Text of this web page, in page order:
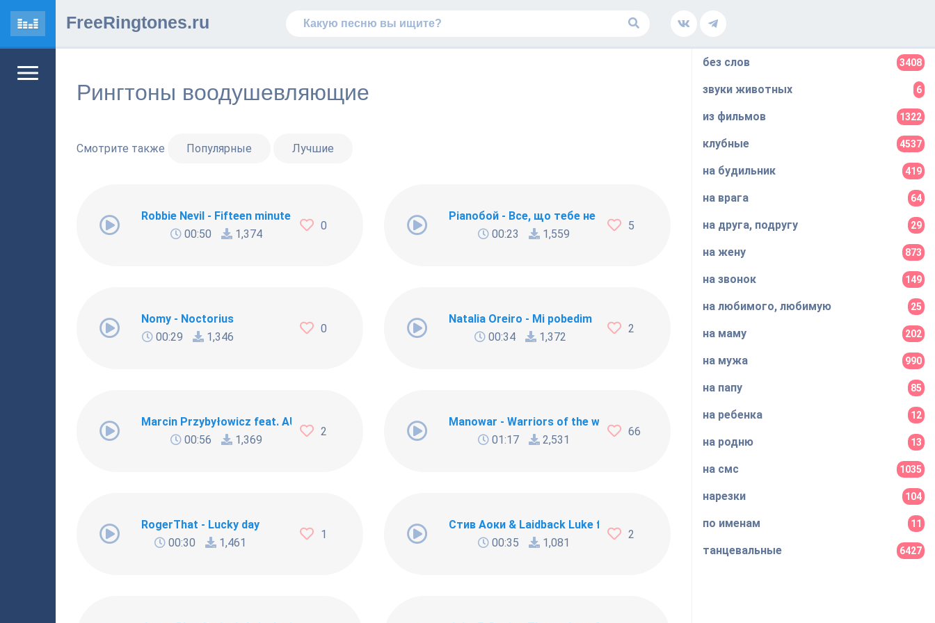
FreeRingtones.ru
Рингтоны воодушевляющие
Смотрите также Популярные Лучшие
Robbie Nevil - Fifteen minutes
00:50
1,374
0
Pianoбой - Все, що тебе не вбиває
00:23
1,559
5
Nomy - Noctorius
00:29
1,346
0
Natalia Oreiro - Mi pobedim
00:34
1,372
2
Marcin Przybyłowicz feat. AUKSO Chamber Orchestra - Geralt of Rivia
00:56
1,369
2
Manowar - Warriors of the world (версия 2)
01:17
2,531
66
RogerThat - Lucky day
00:30
1,461
1
Стив Аоки & Laidback Luke ft. Bruce Buffer - It's time
00:35
1,081
2
без слов 3408
звуки животных 6
из фильмов 1322
клубные 4537
на будильник 419
на врага 64
на друга, подругу 29
на жену 873
на звонок 149
на любимого, любимую 25
на маму 202
на мужа 990
на папу 85
на ребенка 12
на родню 13
на смс 1035
нарезки 104
по именам 11
танцевальные 6427